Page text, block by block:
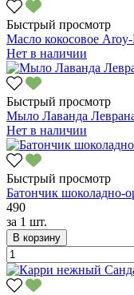
Быстрый просмотр
Масло кокосовое
Нет в наличии
Быстрый просмотр
Мыло Лаванда
Нет в наличии
Быстрый просмотр
Батончик шоколадно-
490
за 1 шт.
В корзину